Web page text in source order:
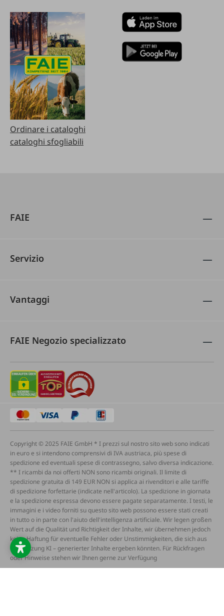
Ordinare i cataloghi
cataloghi sfogliabili
FAIE
Servizio
Vantaggi
FAIE Negozio specializzato
Copyright © 2025 FAIE GmbH * I prezzi sul nostro sito web sono indicati
in euro e si intendono comprensivi di IVA austriaca, più spese di
spedizione ed eventuali spese di contrassegno, salvo diversa indicazione.
** I ricambi da noi offerti NON sono ricambi originali. Il limite di
spedizione gratuita di 149 EUR NON si applica ai rivenditori e alle tariffe
di spedizione forfettarie (indicate nell'articolo). La spedizione in giornata
e la spedizione espressa devono essere pagate separatamente. I testi, le
immagini e i video forniti su questo sito web possono essere stati creati
in tutto o in parte con l'aiuto dell'intelligenza artificiale. Wir legen großen
Wert auf die Qualität und Richtigkeit der Inhalte, wir übernehmen jedoch
keine Haftung für eventuelle Fehler oder Unstimmigkeiten, die sich aus
der Nutzung KI – generierter Inhalte ergeben könnten. Für Rückfragen
oder Hinweise stehen wir Ihnen gerne zur Verfügung